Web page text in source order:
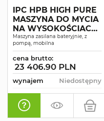
IPC HPB HIGH PURE
MASZYNA DO MYCIA
NA WYSOKOŚCIACH
WODĄ
DEMINERALIZOWAN
Ą
Maszyna zasilana bateryjnie, z
pompą, mobilna
cena brutto:
23 406.90 PLN
wynajem Niedostępny